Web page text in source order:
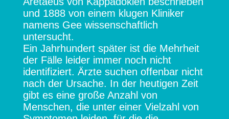
und 1888 von einem klugen Kliniker
namens Gee wissenschaftlich
untersucht.
Ein Jahrhundert später ist die Mehrheit
der Fälle leider immer noch nicht
identifiziert. Ärzte suchen offenbar nicht
nach der Ursache. In der heutigen Zeit
gibt es eine große Anzahl von
Menschen, die unter einer Vielzahl von